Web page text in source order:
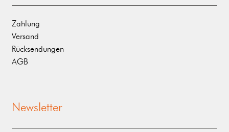
Zahlung
Versand
Rücksendungen
AGB
Newsletter